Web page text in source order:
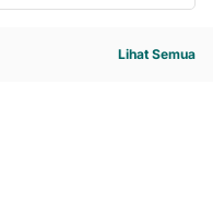
Lihat Semua